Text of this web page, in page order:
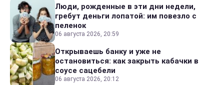
Люди, рожденные в эти дни недели,
гребут деньги лопатой: им повезло с
пеленок
06 августа 2026, 20:59
Открываешь банку и уже не
остановиться: как закрыть кабачки в
соусе сацебели
06 августа 2026, 20:12